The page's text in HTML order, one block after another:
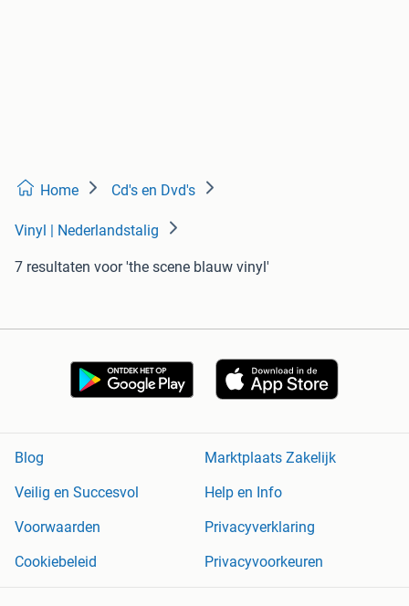
Home Cd's en Dvd's
Vinyl | Nederlandstalig
7 resultaten voor 'the scene blauw vinyl'
Blog
Marktplaats Zakelijk
Veilig en Succesvol
Help en Info
Voorwaarden
Privacyverklaring
Cookiebeleid
Privacyvoorkeuren